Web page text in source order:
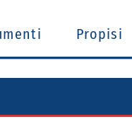
Propisi